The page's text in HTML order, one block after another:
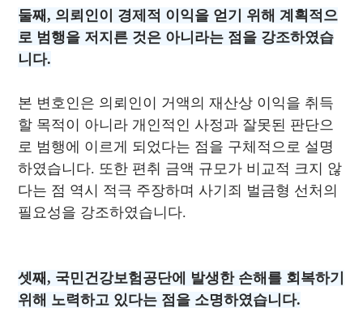
둘째, 의뢰인이 경제적 이익을 얻기 위해 계획적으
로 범행을 저지른 것은 아니라는 점을 강조하였습
니다.
본 변호인은 의뢰인이 거액의 재산상 이익을 취득
할 목적이 아니라 개인적인 사정과 잘못된 판단으
로 범행에 이르게 되었다는 점을 구체적으로 설명
하였습니다. 또한 편취 금액 규모가 비교적 크지 않
다는 점 역시 적극 주장하며 사기죄 벌금형 선처의
필요성을 강조하였습니다.
셋째, 국민건강보험공단에 발생한 손해를 회복하기
위해 노력하고 있다는 점을 소명하였습니다.